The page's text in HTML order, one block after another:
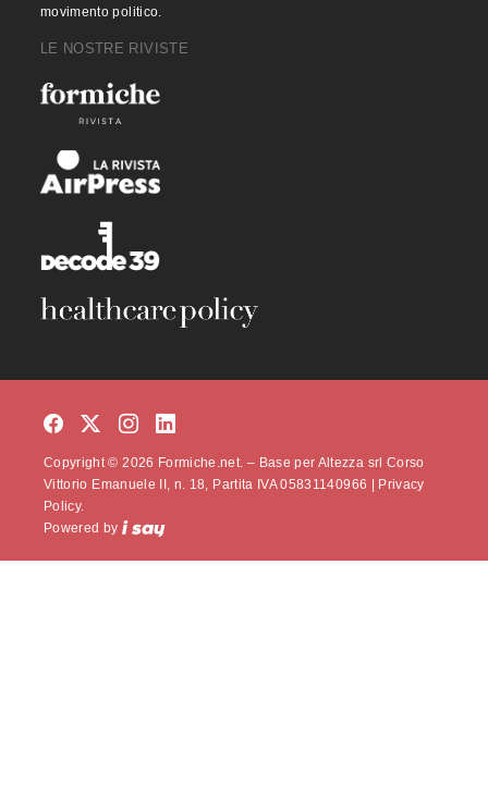
movimento politico.
LE NOSTRE RIVISTE
Copyright © 2026 Formiche.net. – Base per Altezza srl Corso
Vittorio Emanuele II, n. 18, Partita IVA 05831140966 |
Privacy
Policy.
Powered by